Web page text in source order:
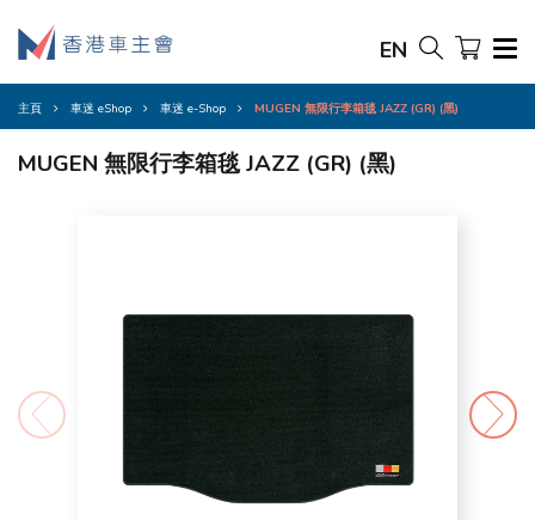
EN
主頁 車迷 eShop 車迷 e-Shop MUGEN 無限行李箱毯 JAZZ (GR) (黑)
MUGEN 無限行李箱毯 JAZZ (GR) (黑)